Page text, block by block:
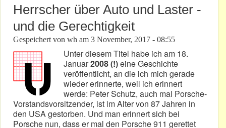
Herrscher über Auto und Laster -
und die Gerechtigkeit
Gespeichert von wh am 3 November, 2017 - 08:55
Unter diesem Titel habe ich am 18.
Januar2008 (!)eine Geschichte
veröffentlicht, an die ich mich gerade
wieder erinnerte, weil ich erinnert
werde: Peter Schutz, auch mal Porsche-
Vorstandsvorsitzender, ist im Alter von 87 Jahren in
den USA gestorben. Und man erinnert sich bei
Porsche nun, dass er mal den Porsche 911 gerettet